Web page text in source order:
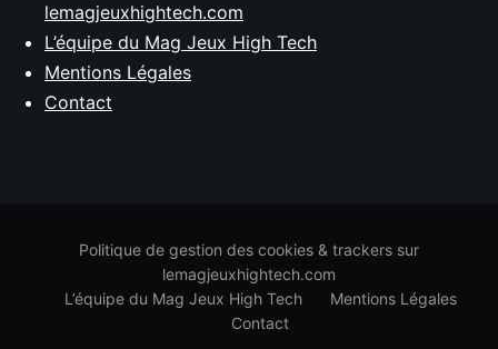
lemagjeuxhightech.com
L’équipe du Mag Jeux High Tech
Mentions Légales
Contact
Politique de gestion des cookies & trackers sur
lemagjeuxhightech.com
L’équipe du Mag Jeux High Tech
Mentions Légales
Contact